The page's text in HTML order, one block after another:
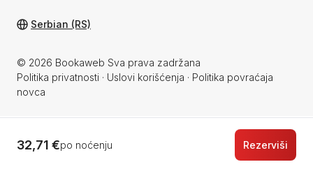
32,71 €po noćenju Rezerviši
© 2026 Bookaweb Sva prava zadržana
Politika privatnosti · Uslovi korišćenja · Politika povraćaja
novca
Serbian (RS)